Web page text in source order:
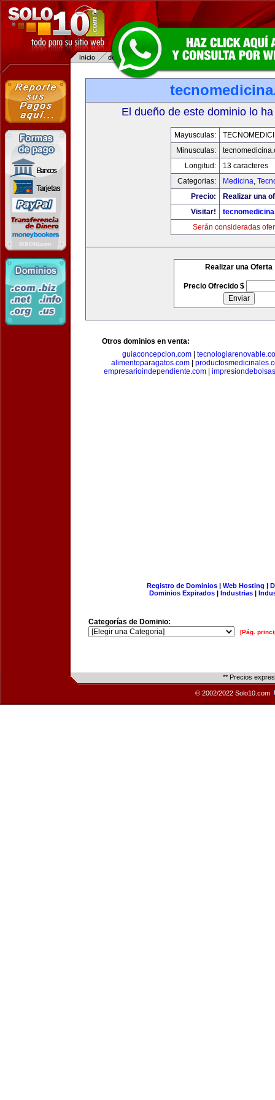
El dueño de este dominio lo
Mayusculas:
Minusculas:
Longitud:
13 caracteres
Categorias:
Medicina,
Precio:
Realizar una
Visitar!
Serán consideradas
Realizar una Oferta
Precio Ofrecido $
Otros dominios en venta:
guiaconcepcion.com|
alimentoparagatos.com
empresarioindependiente.com
Registro de Dominios| Web Hosting |
Dominios Expirados | Industrias |
Categorías de Dominio:
[Pág.
** Precios
© 2002/2022 Solo10.com